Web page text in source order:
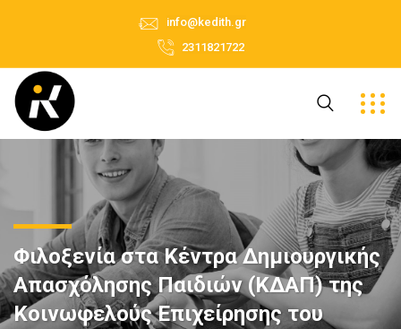
info@kedith.gr
2311821722
Φιλοξενία στα Κέντρα Δημιουργικής
Απασχόλησης Παιδιών (ΚΔΑΠ) της
Κοινωφελούς Επιχείρησης του